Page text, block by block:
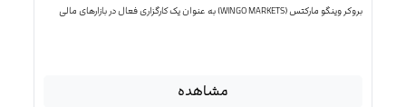
بروکر وینگو مارکتس (WINGO MARKETS) به عنوان یک کارگزاری فعال در بازارهای مالی
مشاهده